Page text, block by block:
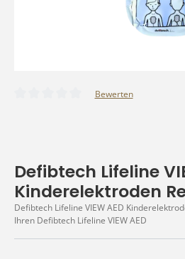
Bewerten
Defibtech Lifeline
Kinderelektroden
Defibtech Lifeline VIEW AED
Ihren Defibtech Lifeline VIEW AED